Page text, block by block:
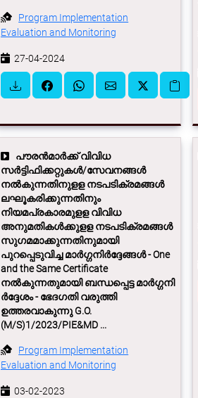
Program Implementation
Evaluation and Monitoring
27-04-2024
പൗരൻ‍മാർക്ക് വിവിധ
സർട്ടിഫിക്കറ്റുകൾ/സേവനങ്ങൾ
നൽകുന്നതിനുളള നടപടിക്രമങ്ങൾ
ലഘൂകരിക്കുന്നതിനും
നിയമപ്രകാരമുളള വിവിധ
അനുമതികൾക്കുളള നടപടിക്രമങ്ങൾ
സുഗമമാക്കുന്നതിനുമായി
പുറപ്പെടുവിച്ച മാർഗ്ഗനിർദ്ദേങ്ങൾ - One
and the Same Certificate
നൽകുന്നതുമായി ബന്ധപ്പെട്ട മാർഗ്ഗനി​
ർദ്ദേശം - ഭേദഗതി വരുത്തി
ഉത്തരവാകുന്നു G.O.
(M/S)1/2023/PIE&MD ...
Program Implementation
Evaluation and Monitoring
03-02-2023